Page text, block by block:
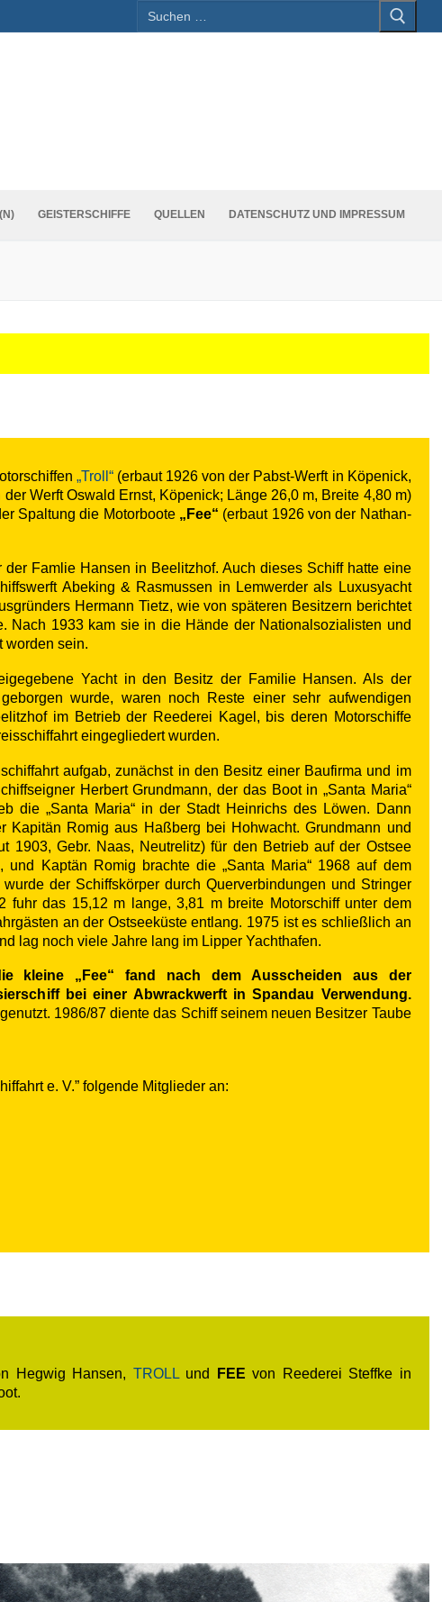
nach:
GEISTERSCHIFFE QUELLEN DATENSCHUTZ UND IMPRESSUM
„Troll“(erbaut 1926 von der Pabst-Werft in Köpenick,
Werft Oswald Ernst, Köpenick; Länge 26,0 m, Breite 4,80 m)
Spaltung die Motorboote „Fee“ (erbaut 1926 von der Nathan-
Famlie Hansen in Beelitzhof. Auch dieses Schiff hatte eine
Abeking & Rasmussen in Lemwerder als Luxusyacht
Hermann Tietz, wie von späteren Besitzern berichtet
Nach 1933 kam sie in die Hände der Nationalsozialisten und
worden sein.
Yacht in den Besitz der Familie Hansen. Als der
wurde, waren noch Reste einer sehr aufwendigen
im Betrieb der Reederei Kagel, bis deren Motorschiffe
eingegliedert wurden.
aufgab, zunächst in den Besitz einer Baufirma und im
Herbert Grundmann, der das Boot in „Santa Maria“
die „Santa Maria“ in der Stadt Heinrichs des Löwen. Dann
Romig aus Haßberg bei Hohwacht. Grundmann und
1903, Gebr. Naas, Neutrelitz) für den Betrieb auf der Ostsee
Kaptän Romig brachte die „Santa Maria“ 1968 auf dem
der Schiffskörper durch Querverbindungen und Stringer
fuhr das 15,12 m lange, 3,81 m breite Motorschiff unter dem
an der Ostseeküste entlang. 1975 ist es schließlich an
lag noch viele Jahre lang im Lipper Yachthafen.
kleine „Fee“ fand nach dem Ausscheiden aus der
bei einer Abwrackwerft in Spandau Verwendung.
1986/87 diente das Schiff seinem neuen Besitzer Taube
e. V.” folgende Mitglieder an:
Hegwig Hansen, TROLLund FEE von Reederei Steffke in